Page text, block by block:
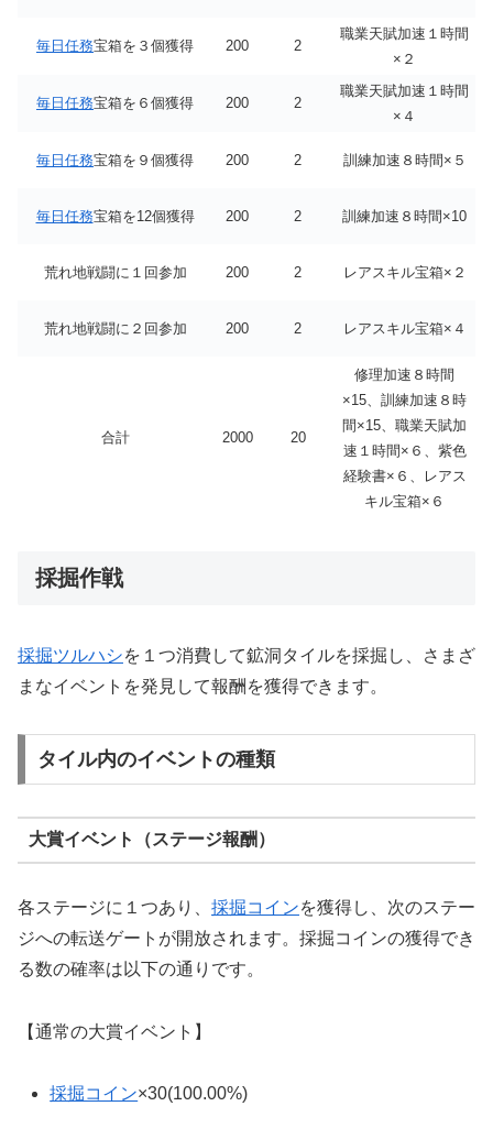
毎日任務宝箱を３個獲得 200 2
職業天賦加速１時間
×２
毎日任務宝箱を６個獲得 200 2
職業天賦加速１時間
×４
毎日任務宝箱を９個獲得 200 2 訓練加速８時間×５
毎日任務宝箱を12個獲得 200 2 訓練加速８時間×10
荒れ地戦闘に１回参加 200 2 レアスキル宝箱×２
荒れ地戦闘に２回参加 200 2 レアスキル宝箱×４
合計 2000 20
修理加速８時間
×15、訓練加速８時
間×15、職業天賦加
速１時間×６、紫色
経験書×６、レアス
キル宝箱×６
採掘作戦
採掘ツルハシを１つ消費して鉱洞タイルを採掘し、さまざ
まなイベントを発見して報酬を獲得できます。
タイル内のイベントの種類
大賞イベント（ステージ報酬）
各ステージに１つあり、 採掘コインを獲得し、次のステー
ジへの転送ゲートが開放されます。採掘コインの獲得でき
る数の確率は以下の通りです。
【通常の大賞イベント】
採掘コイン×30(100.00%)